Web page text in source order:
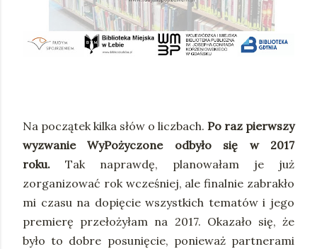
Na początek kilka słów o liczbach. Po raz pierwszy
wyzwanie WyPożyczone odbyło się w 2017
roku. Tak naprawdę, planowałam je już
zorganizować rok wcześniej, ale finalnie zabrakło
mi czasu na dopięcie wszystkich tematów i jego
premierę przełożyłam na 2017. Okazało się, że
było to dobre posunięcie, ponieważ partnerami